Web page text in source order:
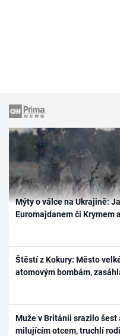
Mýty o válce na Ukrajině:
Euromajdanem či Krymem
Štěstí z Kokury: Město
atomovým bombám,
Muže v Británii srazilo
milujícím otcem, truchlí